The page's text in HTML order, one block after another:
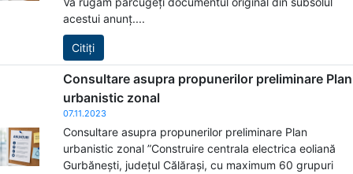
acestui anunț....
Citiți
Consultare asupra propunerilor preliminare Plan
urbanistic zonal
07.11.2023
Consultare asupra propunerilor preliminare Plan
urbanistic zonal ”Construire centrala electrica eoliană
Gurbănești, județul Călărași, cu maximum 60 grupuri